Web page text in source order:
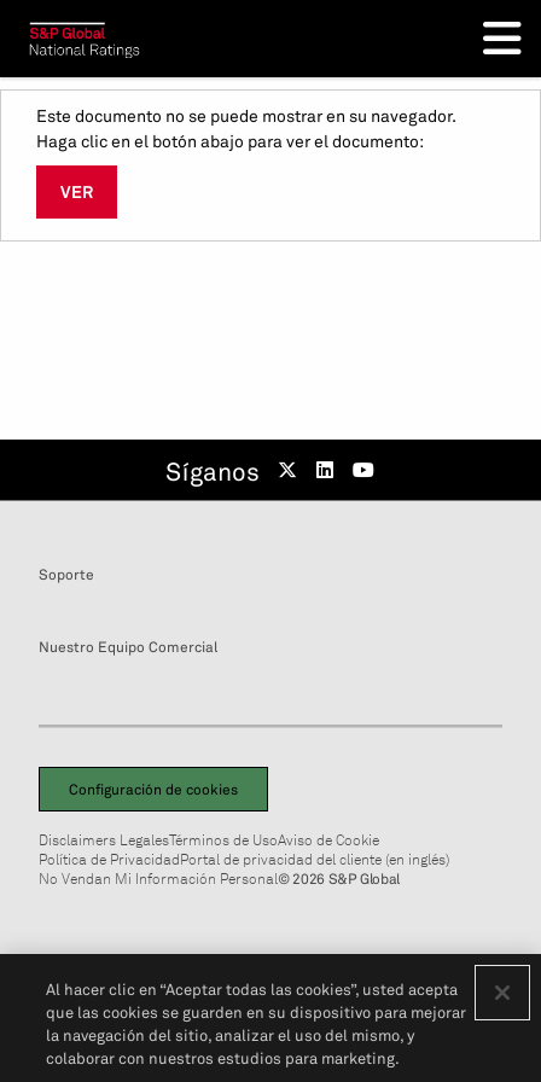
Este documento no se puede mostrar en su navegador.
Haga clic en el botón abajo para ver el documento:
VER
Síganos
Soporte
Nuestro Equipo Comercial
Configuración de cookies
Disclaimers LegalesTérminos de UsoAviso de Cookie
Política de PrivacidadPortal de privacidad del cliente (en inglés)
No Vendan Mi Información Personal© 2026 S&P Global
Al hacer clic en “Aceptar todas las cookies”, usted acepta
que las cookies se guarden en su dispositivo para mejorar
la navegación del sitio, analizar el uso del mismo, y
colaborar con nuestros estudios para marketing.